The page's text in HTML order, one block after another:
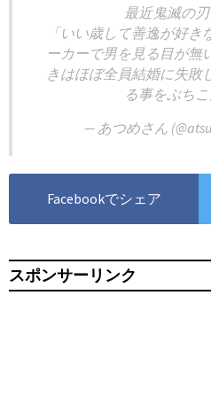
最近鬼滅の
「いい歳して善逸が好
ーカーで男を見る目が無
きはほぼ全員結婚に失敗
る事をぶち
— あつめさん
Facebookでシェア
スポンサーリンク